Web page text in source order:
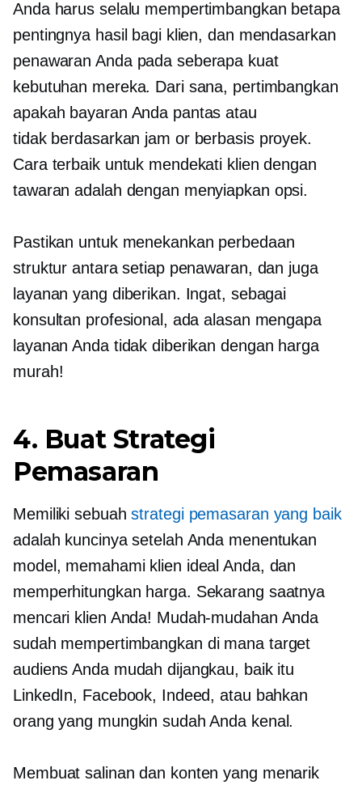
Anda harus selalu mempertimbangkan betapa
pentingnya hasil bagi klien, dan mendasarkan
penawaran Anda pada seberapa kuat
kebutuhan mereka. Dari sana, pertimbangkan
apakah bayaran Anda pantas atau
tidak berdasarkan jam or berbasis proyek.
Cara terbaik untuk mendekati klien dengan
tawaran adalah dengan menyiapkan opsi.
Pastikan untuk menekankan perbedaan
struktur antara setiap penawaran, dan juga
layanan yang diberikan. Ingat, sebagai
konsultan profesional, ada alasan mengapa
layanan Anda tidak diberikan dengan harga
murah!
4. Buat Strategi
Pemasaran
Memiliki sebuahstrategi pemasaran yang baik
adalah kuncinya setelah Anda menentukan
model, memahami klien ideal Anda, dan
memperhitungkan harga. Sekarang saatnya
mencari klien Anda! Mudah-mudahan Anda
sudah mempertimbangkan di mana target
audiens Anda mudah dijangkau, baik itu
LinkedIn, Facebook, Indeed, atau bahkan
orang yang mungkin sudah Anda kenal.
Membuat salinan dan konten yang menarik